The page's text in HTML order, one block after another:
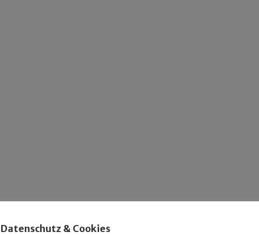
Datenschutz & Cookies